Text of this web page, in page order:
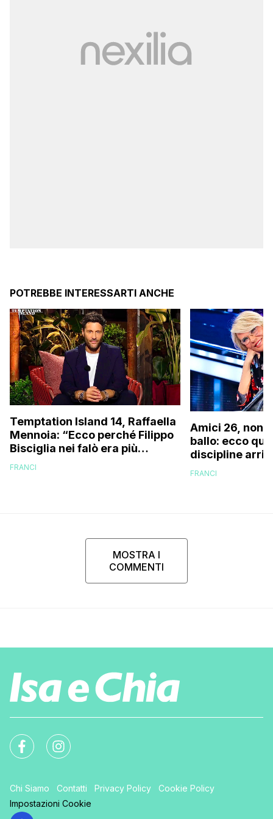
POTREBBE INTERESSARTI ANCHE
Temptation Island 14, Raffaella
Mennoia: “Ecco perché Filippo
Bisciglia nei falò era più
coinvolto del solito”
FRANCI
Amici 26, non
ballo: ecco
discipline
scuola!
FRANCI
MOSTRA I
COMMENTI
Chi Siamo Contatti Privacy Policy
Cookie Policy
Impostazioni Cookie